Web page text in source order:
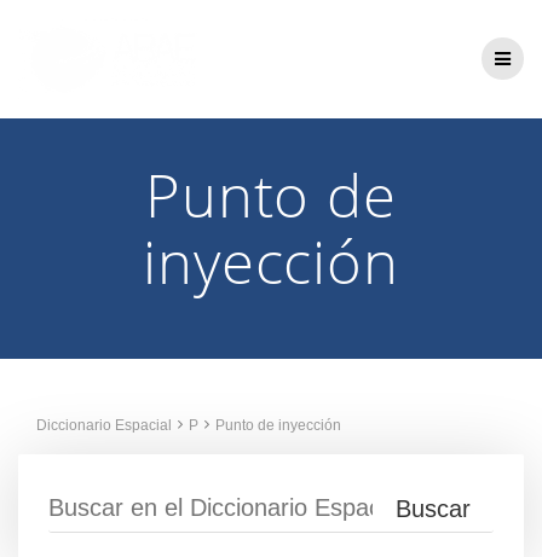
Punto de
inyección
Diccionario Espacial P Punto de inyección